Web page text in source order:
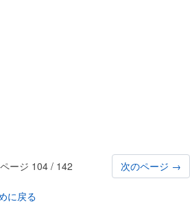
ページ 104 / 142 次のページ →
に戻る